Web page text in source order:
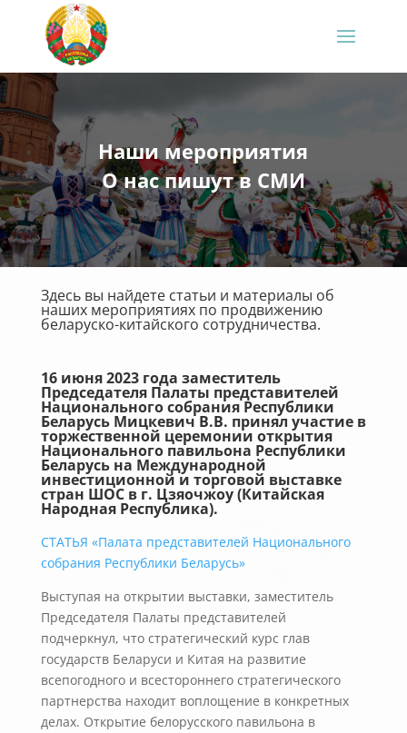
Наши мероприятия
О нас пишут в СМИ
Здесь вы найдете статьи и материалы об
наших мероприятиях по продвижению
беларуско-китайского сотрудничества.
16 июня 2023 года заместитель
Председателя Палаты представителей
Национального собрания Республики
Беларусь Мицкевич В.В. принял участие в
торжественной церемонии открытия
Национального павильона Республики
Беларусь на Международной
инвестиционной и торговой выставке
стран ШОС в г. Цзяочжоу (Китайская
Народная Республика).
СТАТЬЯ «Палата представителей Национального
собрания Республики Беларусь»
Выступая на открытии выставки, заместитель
Председателя Палаты представителей
подчеркнул, что стратегический курс глав
государств Беларуси и Китая на развитие
всепогодного и всестороннего стратегического
партнерства находит воплощение в конкретных
делах. Открытие белорусского павильона в